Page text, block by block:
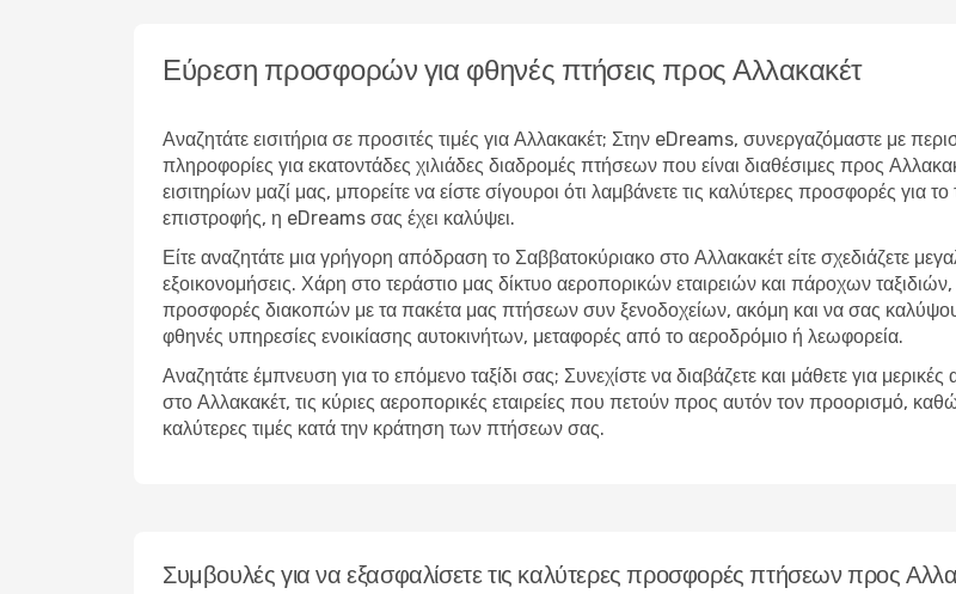
Εύρεση προσφορών για φθηνές πτήσεις προς Αλλακακέτ
Αναζητάτε εισιτήρια σε προσιτές τιμές για Αλλακακέτ; Στην eDreams, συνεργαζόμαστε με
πληροφορίες για εκατοντάδες χιλιάδες διαδρομές πτήσεων που είναι διαθέσιμες προς
εισιτηρίων μαζί μας, μπορείτε να είστε σίγουροι ότι λαμβάνετε τις καλύτερες προσφορές για
επιστροφής, η eDreams σας έχει καλύψει.
Είτε αναζητάτε μια γρήγορη απόδραση το Σαββατοκύριακο στο Αλλακακέτ είτε σχεδιάζετε
εξοικονομήσεις. Χάρη στο τεράστιο μας δίκτυο αεροπορικών εταιρειών και πάροχων
προσφορές διακοπών με τα πακέτα μας πτήσεων συν ξενοδοχείων, ακόμη και να σας
φθηνές υπηρεσίες ενοικίασης αυτοκινήτων, μεταφορές από το αεροδρόμιο ή λεωφορεία.
Αναζητάτε έμπνευση για το επόμενο ταξίδι σας; Συνεχίστε να διαβάζετε και μάθετε για
στο Αλλακακέτ, τις κύριες αεροπορικές εταιρείες που πετούν προς αυτόν τον προορισμό,
καλύτερες τιμές κατά την κράτηση των πτήσεων σας.
Συμβουλές για να εξασφαλίσετε τις καλύτερες προσφορές πτήσεων προς